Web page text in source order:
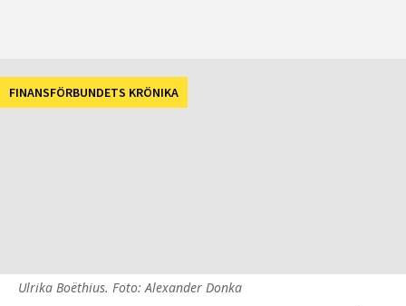
FINANSFÖRBUNDETS KRÖNIKA
Ulrika Boëthius. Foto: Alexander Donka